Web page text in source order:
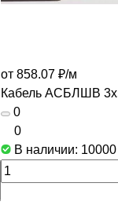
от 858.07 ₽/м
Кабель АСБЛШВ
0
0
В наличии: